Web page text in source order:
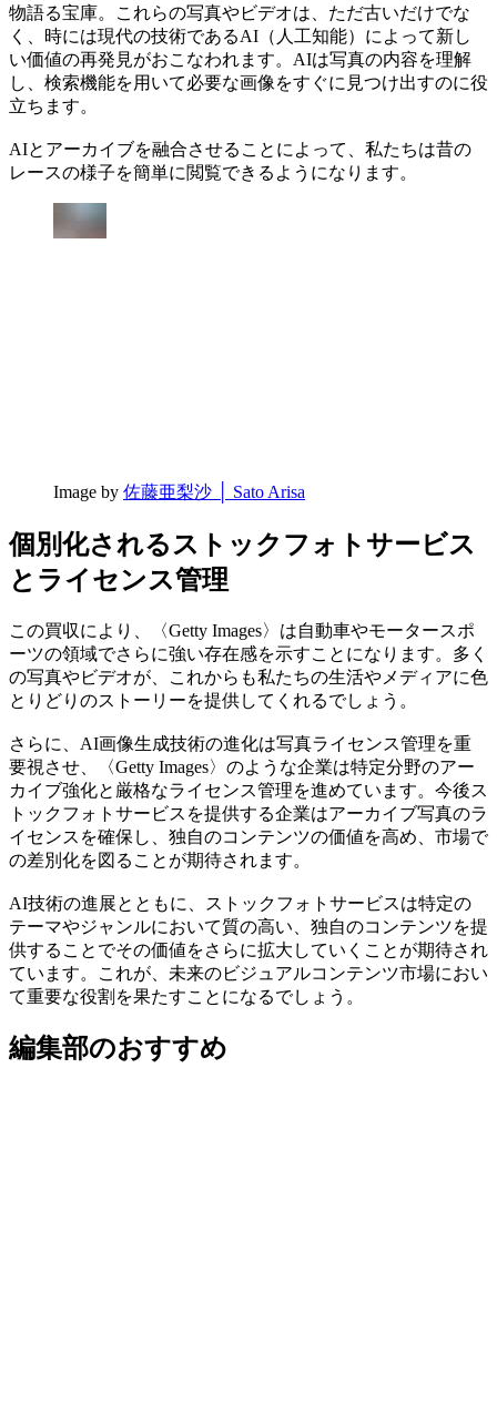
物語る宝庫。これらの写真やビデオは、ただ古いだけでな
く、時には現代の技術であるAI（人工知能）によって新し
い価値の再発見がおこなわれます。AIは写真の内容を理解
し、検索機能を用いて必要な画像をすぐに見つけ出すのに役
立ちます。
AIとアーカイブを融合させることによって、私たちは昔の
レースの様子を簡単に閲覧できるようになります。
Image by 佐藤亜梨沙 │ Sato Arisa
個別化されるストックフォトサービス
とライセンス管理
この買収により、〈Getty Images〉は自動車やモータースポ
ーツの領域でさらに強い存在感を示すことになります。多く
の写真やビデオが、これからも私たちの生活やメディアに色
とりどりのストーリーを提供してくれるでしょう。
さらに、AI画像生成技術の進化は写真ライセンス管理を重
要視させ、〈Getty Images〉のような企業は特定分野のアー
カイブ強化と厳格なライセンス管理を進めています。今後ス
トックフォトサービスを提供する企業はアーカイブ写真のラ
イセンスを確保し、独自のコンテンツの価値を高め、市場で
の差別化を図ることが期待されます。
AI技術の進展とともに、ストックフォトサービスは特定の
テーマやジャンルにおいて質の高い、独自のコンテンツを提
供することでその価値をさらに拡大していくことが期待され
ています。これが、未来のビジュアルコンテンツ市場におい
て重要な役割を果たすことになるでしょう。
編集部のおすすめ